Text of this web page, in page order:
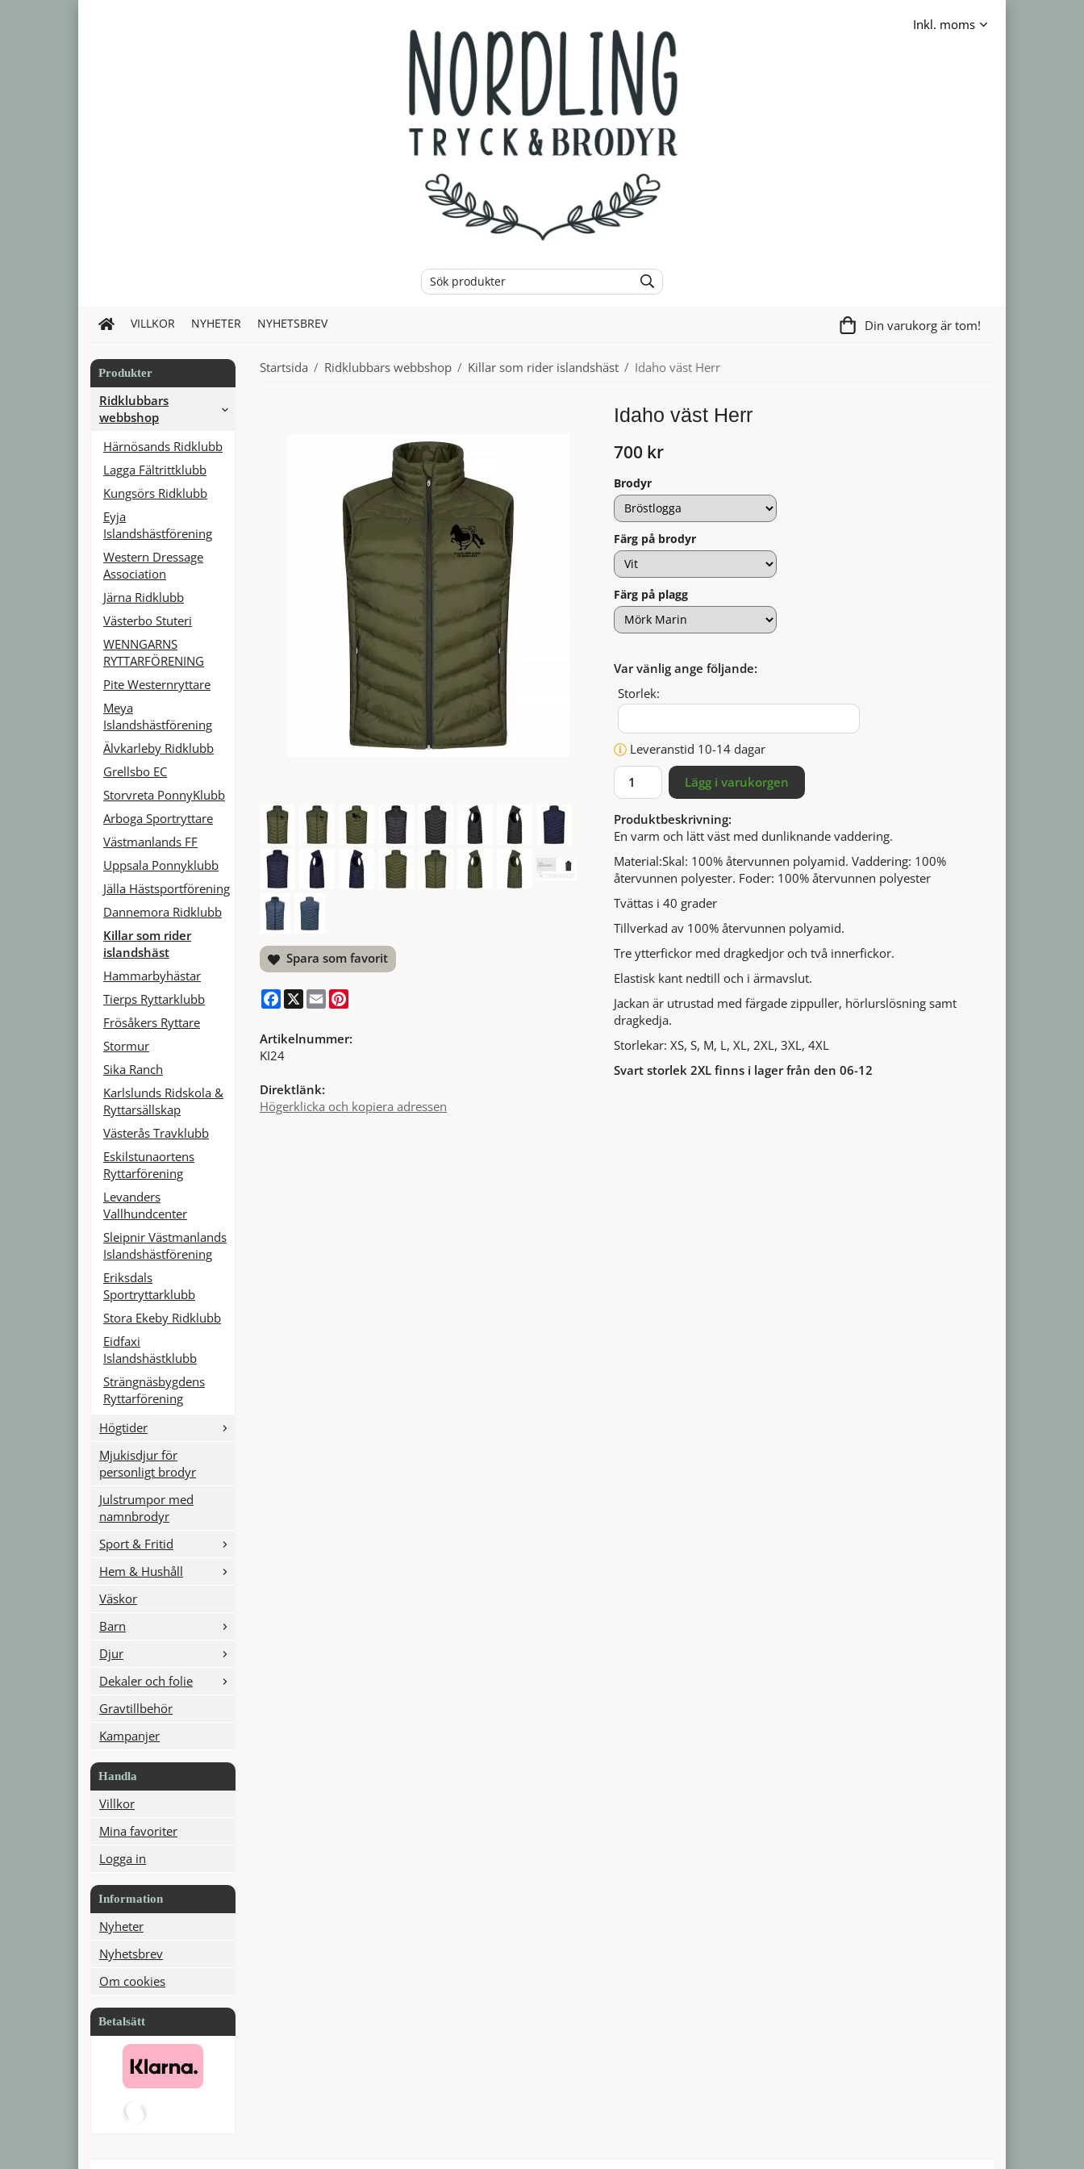
VILLKOR NYHETER NYHETSBREV Din varukorg är tom!
Produkter
Ridklubbars
webbshop
Härnösands Ridklubb
Lagga Fältrittklubb
Kungsörs Ridklubb
Eyja
Islandshästförening
Western Dressage
Association
Järna Ridklubb
Västerbo Stuteri
WENNGARNS
RYTTARFÖRENING
Pite Westernryttare
Meya
Islandshästförening
Älvkarleby Ridklubb
Grellsbo EC
Storvreta PonnyKlubb
Arboga Sportryttare
Västmanlands FF
Uppsala Ponnyklubb
Jälla Hästsportförening
Dannemora Ridklubb
Killar som rider
islandshäst
Hammarbyhästar
Tierps Ryttarklubb
Frösåkers Ryttare
Stormur
Sika Ranch
Karlslunds Ridskola &
Ryttarsällskap
Västerås Travklubb
Eskilstunaortens
Ryttarförening
Levanders
Vallhundcenter
Sleipnir Västmanlands
Islandshästförening
Eriksdals
Sportryttarklubb
Stora Ekeby Ridklubb
Eidfaxi
Islandshästklubb
Strängnäsbygdens
Ryttarförening
Högtider
Mjukisdjur för
personligt brodyr
Julstrumpor med
namnbrodyr
Sport & Fritid
Hem & Hushåll
Väskor
Barn
Djur
Dekaler och folie
Gravtillbehör
Kampanjer
Handla
Villkor
Mina favoriter
Logga in
Information
Nyheter
Nyhetsbrev
Om cookies
Betalsätt
Startsida / Ridklubbars webbshop / Killar som rider islandshäst / Idaho väst Herr
Idaho väst Herr
700 kr
Brodyr
Färg på brodyr
Färg på plagg
Var vänlig ange följande:
Storlek:
Leveranstid 10-14 dagar
Lägg i varukorgen
Produktbeskrivning:
En varm och lätt väst med dunliknande vaddering.
Material:Skal: 100% återvunnen polyamid. Vaddering: 100%
återvunnen polyester. Foder: 100% återvunnen polyester
Tvättas i 40 grader
Tillverkad av 100% återvunnen polyamid.
Tre ytterfickor med dragkedjor och två innerfickor.
Elastisk kant nedtill och i ärmavslut.
Jackan är utrustad med färgade zippuller, hörlurslösning samt
dragkedja.
Storlekar: XS, S, M, L, XL, 2XL, 3XL, 4XL
Svart storlek 2XL finns i lager från den 06-12
Spara som favorit
Facebook
X Email
Artikelnummer:
KI24
Direktlänk:
Högerklicka och kopiera adressen